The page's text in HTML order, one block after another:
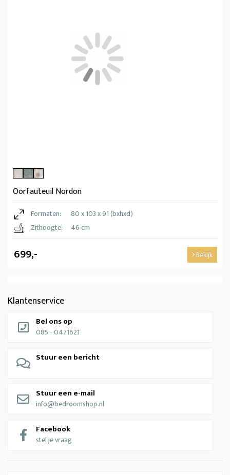
Klantenservice
Bel ons op
085 - 0471621
Stuur een bericht
Stuur een e-mail
info@bedroomshop.nl
Facebook
stel je vraag
Oorfauteuil Nordon
Formaten:
80 x 103 x 91 (bxhxd)
Zithoogte:
46 cm
699,- Bekijk